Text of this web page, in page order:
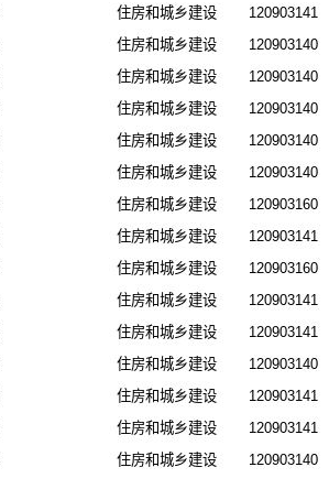
住房和城乡建设
住房和城乡建设
住房和城乡建设
住房和城乡建设
住房和城乡建设
住房和城乡建设
住房和城乡建设
住房和城乡建设
住房和城乡建设
住房和城乡建设
住房和城乡建设
住房和城乡建设
住房和城乡建设
住房和城乡建设
住房和城乡建设